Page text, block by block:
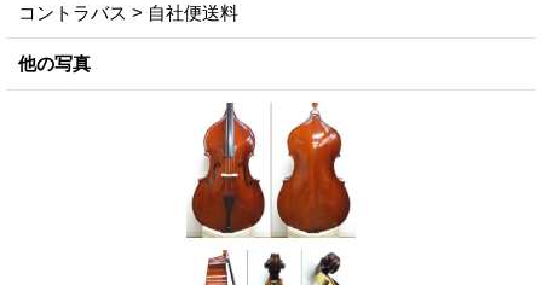
コントラバス > 自社便送料
他の写真